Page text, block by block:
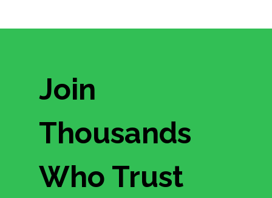
Join
Thousands
Who Trust